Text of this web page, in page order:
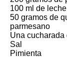
100 ml de leche
50 gramos de
parmesano
Una
Sal
Pimienta